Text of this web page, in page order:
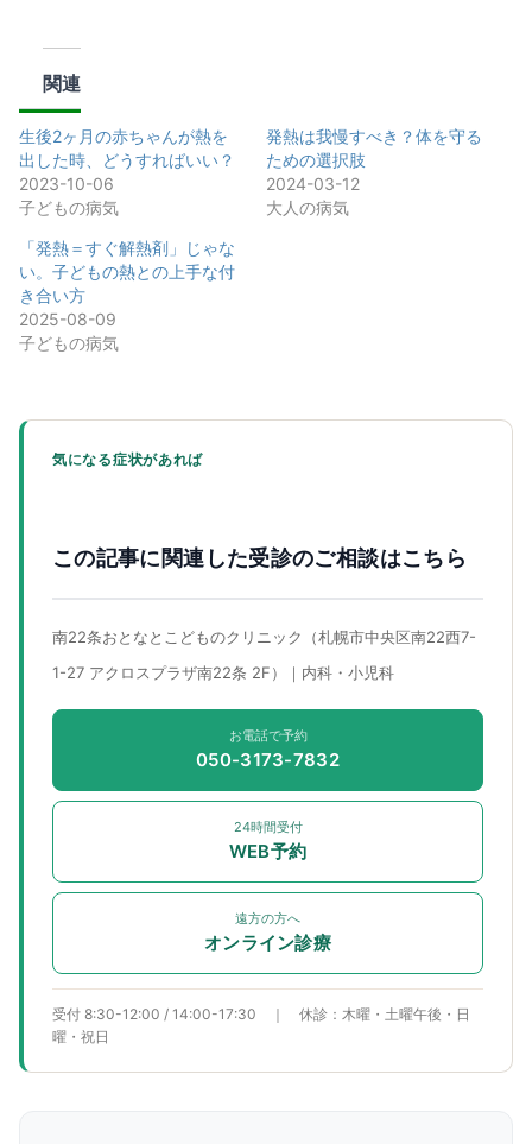
関連
生後2ヶ月の赤ちゃんが熱を
出した時、どうすればいい？
2023-10-06
子どもの病気
発熱は我慢すべき？体を守る
ための選択肢
2024-03-12
大人の病気
「発熱＝すぐ解熱剤」じゃな
い。子どもの熱との上手な付
き合い方
2025-08-09
子どもの病気
気になる症状があれば
この記事に関連した受診のご相談はこちら
南22条おとなとこどものクリニック（札幌市中央区南22西7-
1-27 アクロスプラザ南22条 2F）｜内科・小児科
お電話で予約
050-3173-7832
24時間受付
WEB予約
遠方の方へ
オンライン診療
受付 8:30-12:00 / 14:00-17:30 ｜ 休診：木曜・土曜午後・日
曜・祝日